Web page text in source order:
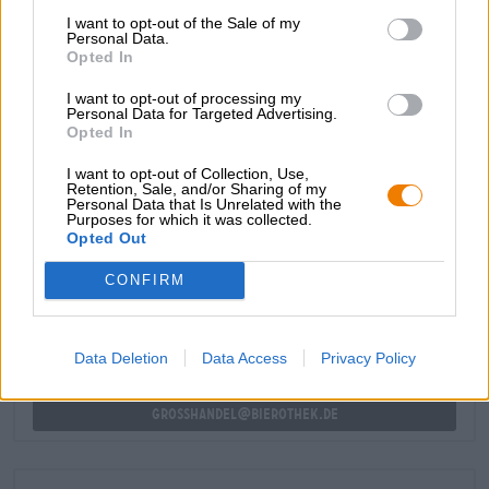
I want to opt-out of the Sale of my
Personal Data.
Opted In
I want to opt-out of processing my
Personal Data for Targeted Advertising.
Opted In
I want to opt-out of Collection, Use,
Retention, Sale, and/or Sharing of my
Personal Data that Is Unrelated with the
Purposes for which it was collected.
Opted Out
CONFIRM
Data Deletion Data Access Privacy Policy
alcolica del 5,4%. La birra è stata raffinata con zucchero di
latte e guava e porta nel bicchiere una gioia pura e dorata
e succosi frutti tropicali.
Saluti all'età adulta!
CONSULENZA GRATUITA SULLA BIRRA
Hai domande su questa birra? Siamo qui per te.
shop@bierothek.de
commercianti o ristoratori
grosshandel@bierothek.de